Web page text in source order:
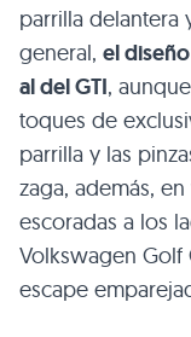
parrilla delantera
general, el
al delGTI,
toques de
parrilla y las
zaga, además,
escoradas a los
Volkswagen Golf
escape